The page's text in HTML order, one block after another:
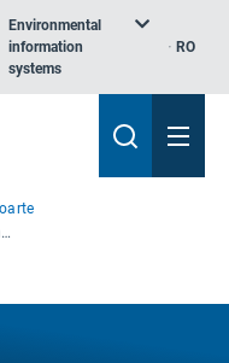
Environmental
information
systems
RO
Tendințe în materie de reziliență urbană 2017